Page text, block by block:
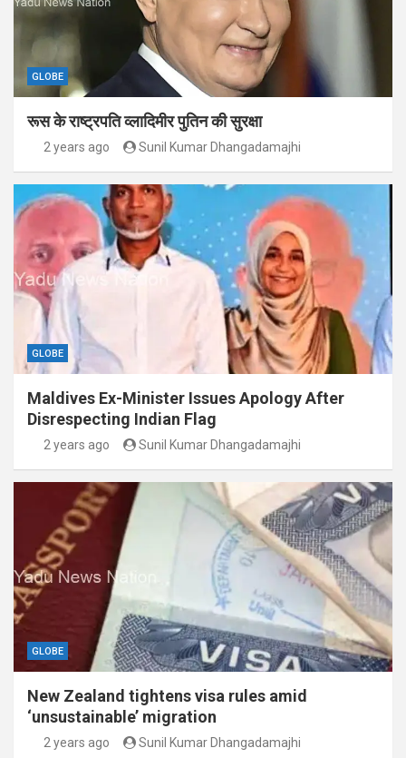
GLOBE
रूस के राष्ट्रपति व्लादिमीर पुतिन की सुरक्षा
2 years ago Sunil Kumar Dhangadamajhi
GLOBE
Maldives Ex-Minister Issues Apology After
Disrespecting Indian Flag
2 years ago Sunil Kumar Dhangadamajhi
GLOBE
New Zealand tightens visa rules amid
‘unsustainable’ migration
2 years ago Sunil Kumar Dhangadamajhi